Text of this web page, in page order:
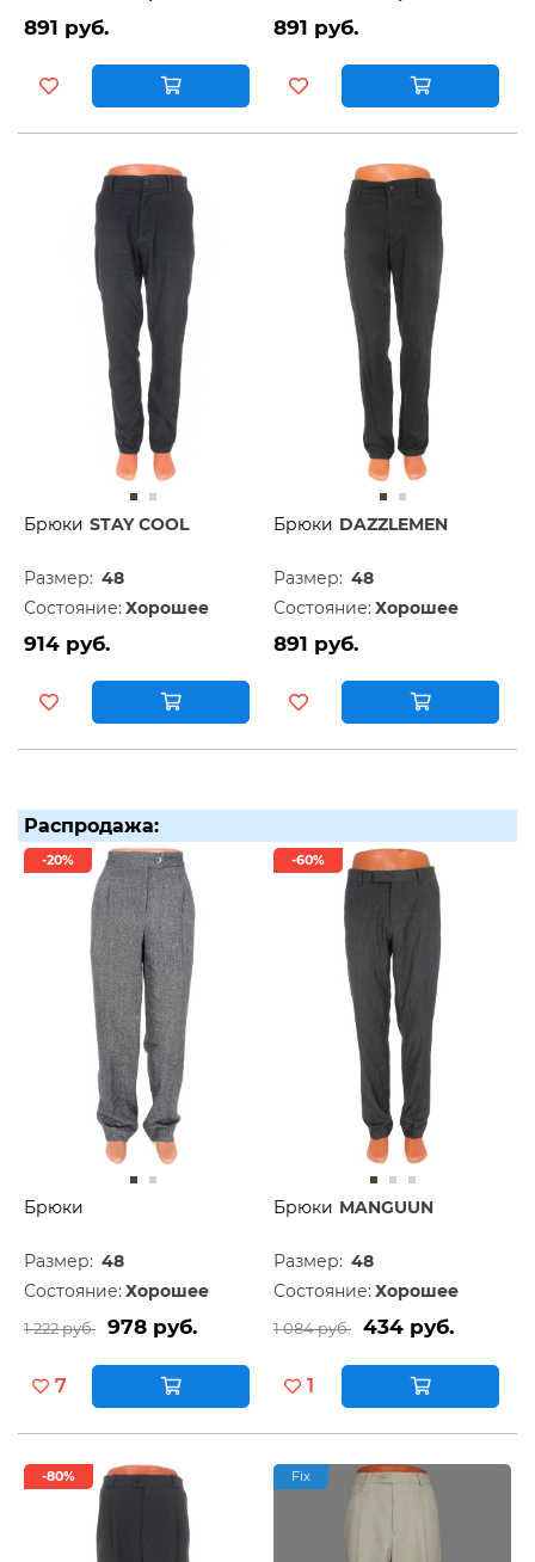
891 руб. 891 руб.
Брюки STAY COOL
Размер: 48
Состояние: Хорошее
914 руб.
Брюки DAZZLEMEN
Размер: 48
Состояние: Хорошее
891 руб.
Распродажа:
-20%
Брюки
Размер: 48
Состояние: Хорошее
1 222 руб. 978 руб.
7
-60%
Брюки MANGUUN
Размер: 48
Состояние: Хорошее
1 084 руб. 434 руб.
1
-80% Fix